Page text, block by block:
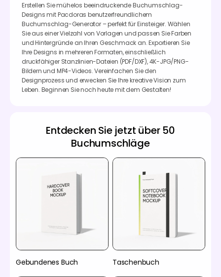
Erstellen Sie mühelos beeindruckende Buchumschlag-
Designs mit Pacdoras benutzerfreundlichem
Buchumschlag-Generator – perfekt für Einsteiger. Wählen
Sie aus einer Vielzahl von Vorlagen und passen Sie Farben
und Hintergründe an Ihren Geschmack an. Exportieren Sie
Ihre Designs in mehreren Formaten, einschließlich
druckfähiger Stanzlinien-Dateien (PDF/DXF), 4K-JPG/PNG-
Bildern und MP4-Videos. Vereinfachen Sie den
Designprozess und erwecken Sie Ihre kreative Vision zum
Leben. Beginnen Sie noch heute mit dem Gestalten!
Entdecken Sie jetzt über 50
Buchumschläge
Gebundenes Buch Taschenbuch